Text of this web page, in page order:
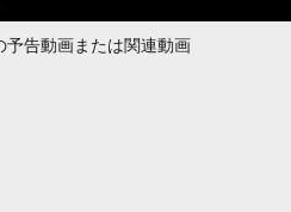
予告動画または関連動画